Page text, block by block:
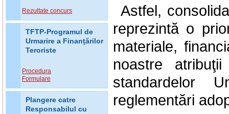
Rezultate concurs
TFTP-Programul de
Urmarire a Finanţărilor
Teroriste
Procedura
Formulare
Plangere catre
Responsabilul cu
Astfel,
reprezintă o
materiale,
noastre
standardelor
reglementări